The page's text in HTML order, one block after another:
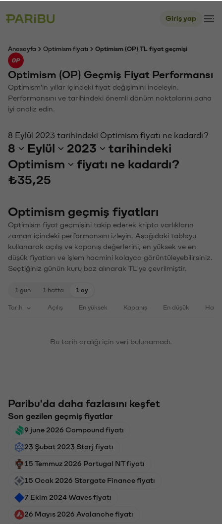
Giriş yap
Anasayfa Optimism fiyatı Optimism (OP) TL fiyat geçmişi
Optimism (OP) Geçmiş Fiyat Performansı
Optimism'in yıllar içindeki fiyat değişimini inceleyin.
Performansını ve tarihindeki önemli dönüm noktalarını daha
iyi analiz edin.
8 Eylül 2023 tarihindeki Optimism fiyatı ne kadardı?
8 Eylül 2023
tarihindeki
Optimism
fiyatı ne kadardı?
₺35,25
Optimism geçmiş fiyatları
Optimism fiyat geçmişini takip ederek kripto varlıkların
zaman içindeki performansını izleyin. Aşağıdaki tabloyu
kullanarak açılış ve kapanış değerlerini, en yüksek ve en
düşük fiyatları ve işlem hacmini kolayca görüntüleyebilirsiniz.
Seçtiğiniz günün kuru baz alınarak TL'ye çevrilmiştir.
1 gün 1 hafta 1 ay
Tarih Açılış En yüksek Kapanış En düşük
Bu tarih aralığı için veri bulunamadı.
Paribu'da daha fazlasını keşfet
Son gezilen geçmiş fiyatlar
9 june 2026 Compound fiyatı
23 Şubat 2023 Storj fiyatı
15 Temmuz 2026 Portugal NT fiyatı
15 Ocak 2026 Stargate Finance fiyatı
7 Ekim 2024 Waves fiyatı
26 Mayıs 2026 Avalanche fiyatı